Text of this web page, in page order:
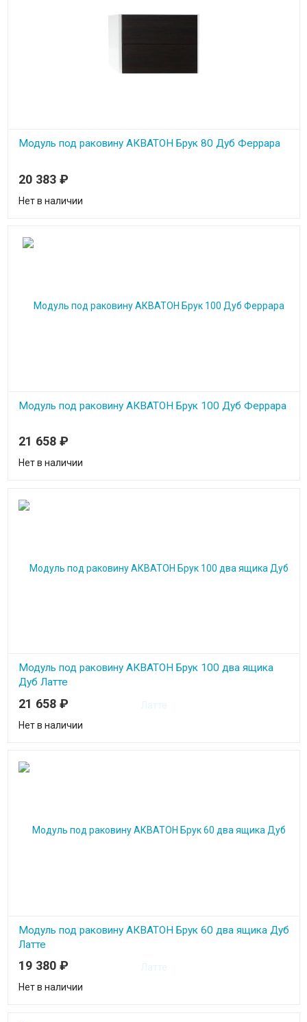
Модуль под раковину АКВАТОН Брук 80 Дуб Феррара
20 383 ₽
Нет в наличии
Модуль под раковину АКВАТОН Брук 100 Дуб Феррара
Высота 50 см
Глубина 44.3 см
21 658 ₽
Нет в наличии
Модуль под раковину АКВАТОН Брук 100 два ящика
Дуб Латте
21 658 ₽
Нет в наличии
Модуль под раковину АКВАТОН Брук 60 два ящика Дуб
Латте
19 380 ₽
Нет в наличии